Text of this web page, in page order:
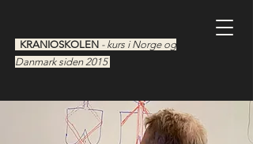
KRANIOSKOLEN - kurs i Norge og
Danmark siden 2015